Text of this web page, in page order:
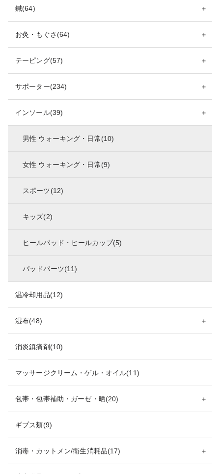
鍼(64) ＋
お灸・もぐさ(64) ＋
テーピング(57) ＋
サポーター(234) ＋
インソール(39) ＋
男性 ウォーキング・日常(10)
女性 ウォーキング・日常(9)
スポーツ(12)
キッズ(2)
ヒールパッド・ヒールカップ(5)
パッドパーツ(11)
温冷却用品(12)
湿布(48) ＋
消炎鎮痛剤(10)
マッサージクリーム・ゲル・オイル(11)
包帯・包帯補助・ガーゼ・晒(20) ＋
ギプス類(9)
消毒・カットメン/衛生消耗品(17) ＋